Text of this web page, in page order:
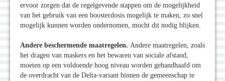
ervoor zorgen dat de regelgevende stappen om de mogelijkheid
van het gebruik van een boosterdosis mogelijk te maken, zo snel
mogelijk kunnen worden ondernomen, mocht dit nodig blijken.
Andere beschermende maatregelen. Andere maatregelen, zoals
het dragen van maskers en het bewaren van sociale afstand,
moeten op een voldoende hoog niveau worden gehandhaafd om
de overdracht van de Delta-variant binnen de gemeenschap te